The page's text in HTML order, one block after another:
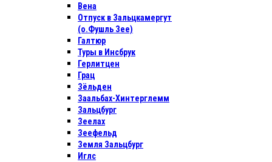
Вена
Отпуск в Зальцкамергут
(о.Фушль Зее)
Галтюр
Туры в Инсбрук
Герлитцен
Грац
Зёльден
Заальбах-Хинтерглемм
Зальцбург
Зеелах
Зеефельд
Земля Зальцбург
Иглс